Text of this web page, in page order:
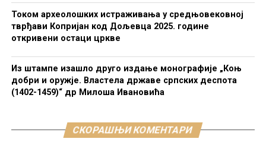
Током археолошких истраживања у средњовековној
тврђави Копријан код Дољевца 2025. године
откривени остаци цркве
Из штампе изашло друго издање монографије „Коњ
добри и оружје. Властела државе српских деспота
(1402-1459)“ др Милоша Ивановића
СКОРАШЊИ КОМЕНТАРИ